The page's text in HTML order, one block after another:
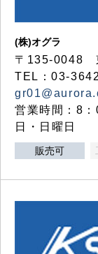
(株)オグラ
〒135-0048
TEL：03-
営業時間：8
日・日曜日
販売可